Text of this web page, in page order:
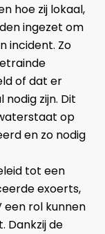
hoe zij lokaal,
ingezet om
incident. Zo
of dat er
zijn. Dit
op
en zo nodig
tot een
exoerts,
een rol kunnen
Dankzij de